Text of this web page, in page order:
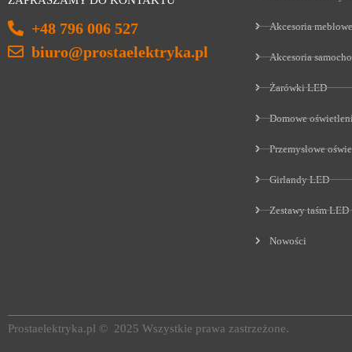
+48 796 006 527
biuro@prostaelektryka.pl
Akcesoria meblowe
Akcesoria
Żarówki LED
Domowe
Przemysłowe
Girlandy LED
Zestawy taśm LED
Nowości
Prostaelektryka.pl © 2025 Wszystkie prawa zastrzeżone.